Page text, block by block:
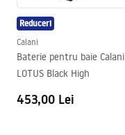
Reduceri
Calani
Baterie pentru baie Calani
LOTUS Black High
453,00 Lei